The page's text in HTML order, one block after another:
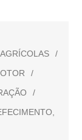
/
/
/